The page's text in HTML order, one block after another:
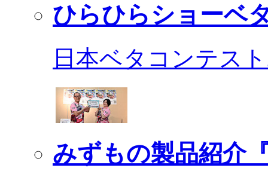
ひらひらショーベ
日本ベタコンテス
みずもの製品紹介